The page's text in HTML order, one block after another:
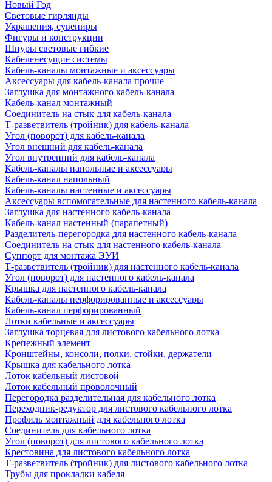
Новый Год
Световые гирлянды
Украшения, сувениры
Фигуры и конструкции
Шнуры световые гибкие
Кабеленесущие системы
Кабель-каналы монтажные и аксессуары
Аксессуары для кабель-канала прочие
Заглушка для монтажного кабель-канала
Кабель-канал монтажный
Соединитель на стык для кабель-канала
Т-разветвитель (тройник) для кабель-канала
Угол (поворот) для кабель-канала
Угол внешний для кабель-канала
Угол внутренний для кабель-канала
Кабель-каналы напольные и аксессуары
Кабель-канал напольный
Кабель-каналы настенные и аксессуары
Аксессуары вспомогательные для настенного кабель-канала
Заглушка для настенного кабель-канала
Кабель-канал настенный (парапетный)
Разделитель-перегородка для настенного кабель-канала
Соединитель на стык для настенного кабель-канала
Суппорт для монтажа ЭУИ
Т-разветвитель (тройник) для настенного кабель-канала
Угол (поворот) для настенного кабель-канала
Крышка для настенного кабель-канала
Кабель-каналы перфорированные и аксессуары
Кабель-канал перфорированный
Лотки кабельные и аксессуары
Заглушка торцевая для листового кабельного лотка
Крепежный элемент
Кронштейны, консоли, полки, стойки, держатели
Крышка для кабельного лотка
Лоток кабельный листовой
Лоток кабельный проволочный
Перегородка разделительная для кабельного лотка
Переходник-редуктор для листового кабельного лотка
Профиль монтажный для кабельного лотка
Соединитель для кабельного лотка
Угол (поворот) для листового кабельного лотка
Крестовина для листового кабельного лотка
Т-разветвитель (тройник) для листового кабельного лотка
Трубы для прокладки кабеля